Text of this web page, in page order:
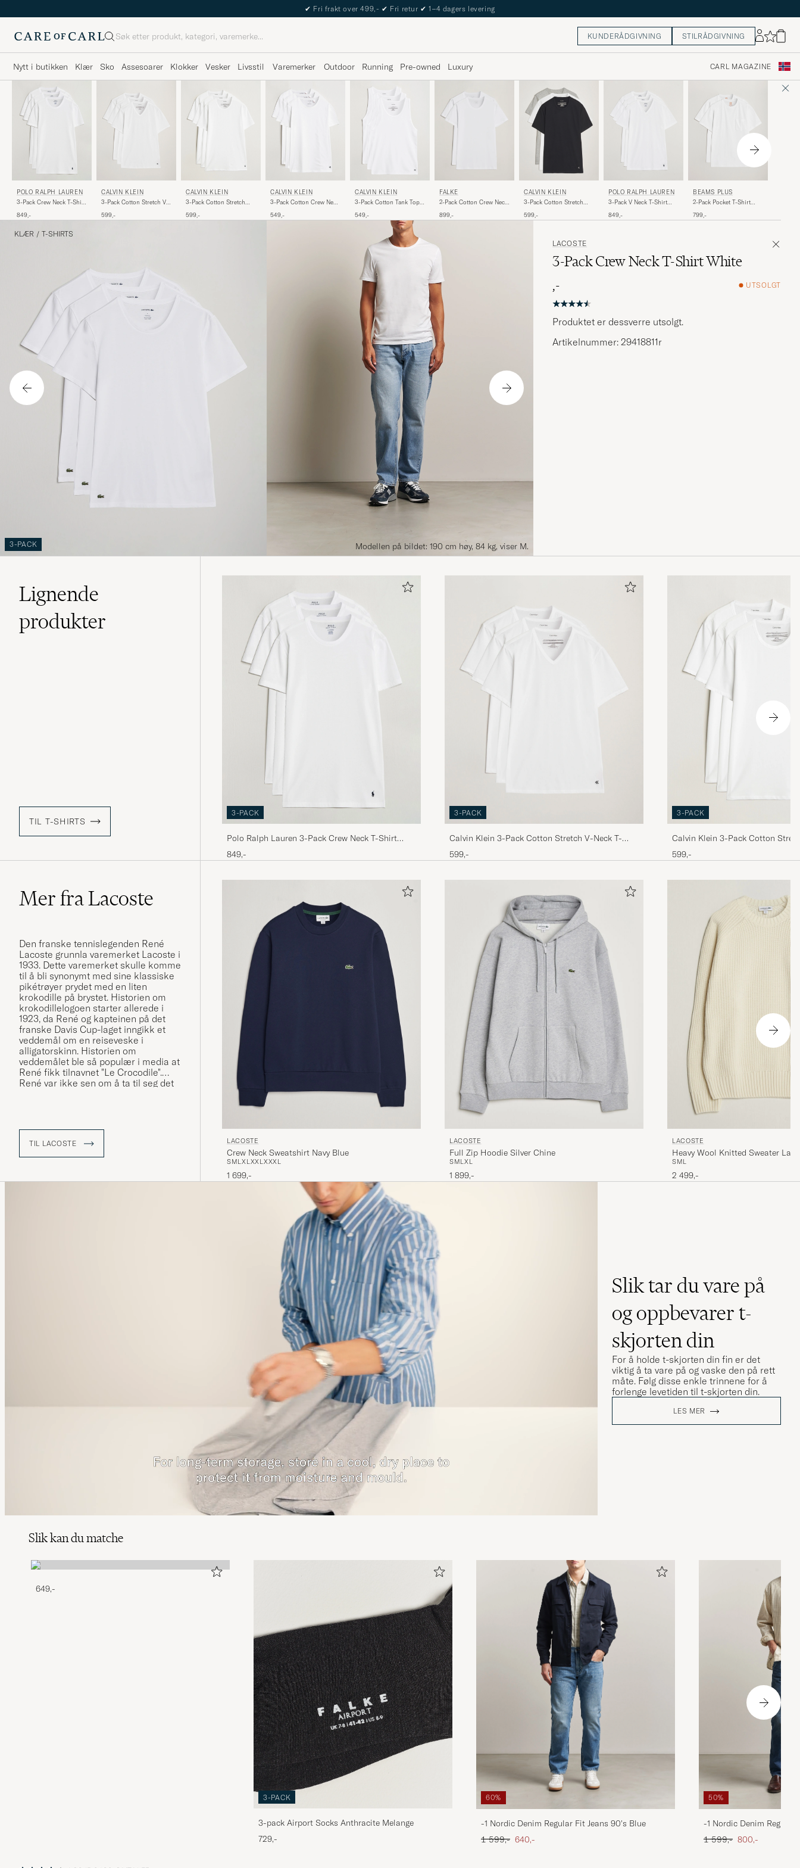
The Care of Carl Passport
Søk KUNDERÅDGIVNING STILRÅDGIVNING
Nytt i butikken Klær Sko Assesoarer Klokker Vesker Livsstil Varemerker Outdoor Running Pre-owned Luxury CARL MAGAZINE
POLO RALPH LAUREN
3-Pack Crew Neck T-Shirt
849,-
CALVIN KLEIN
3-Pack Cotton Stretch V-
599,-
CALVIN KLEIN
3-Pack Cotton Stretch
599,-
CALVIN KLEIN
3-Pack Cotton Crew Neck
549,-
CALVIN KLEIN
3-Pack Cotton Tank Top
549,-
FALKE
2-Pack Cotton Crew Neck
899,-
CALVIN KLEIN
3-Pack Cotton Stretch
White/Black/Grey
599,-
POLO RALPH LAUREN
3-Pack V Neck T-Shirt
849,-
BEAMS PLUS
2-Pack Pocket T-Shirt
799,-
KLÆR / T-SHIRTS
3-PACK Modellen på bildet: 190 cm høy, 84 kg, viser M.
LACOSTE
3-Pack Crew Neck T-Shirt White
,-
UTSOLGT
Produktet er dessverre utsolgt.
Artikelnummer: 29418811r
Lignende
produkter
TIL T-SHIRTS
3-PACK
Polo Ralph Lauren 3-Pack Crew Neck T-Shirt
White
849,-
3-PACK
Calvin Klein 3-Pack Cotton Stretch V-Neck T-
Shirt White
599,-
3-PACK
Calvin Klein 3-Pack Cotton
Shirt White
599,-
Mer fra Lacoste
Den franske tennislegenden René
Lacoste grunnla varemerket Lacoste i
1933. Dette varemerket skulle komme
til å bli synonymt med sine klassiske
pikétrøyer prydet med en liten
krokodille på brystet. Historien om
krokodillelogoen starter allerede i
1923, da René og kapteinen på det
franske Davis Cup-laget inngikk et
veddemål om en reiseveske i
alligatorskinn. Historien om
veddemålet ble så populær i media at
René fikk tilnavnet "Le Crocodile".
René var ikke sen om å ta til seg det
TIL LACOSTE LACOSTE
Crew Neck Sweatshirt Navy Blue
SMLXL XXL XXXL
1 699,-
LACOSTE
Full Zip Hoodie Silver Chine
SMLXL
1 899,-
LACOSTE
Heavy Wool Knitted Sweater
SML
2 499,-
Slik tar du vare på
og oppbevarer t-
skjorten din
For å holde t-skjorten din fin er det
viktig å ta vare på og vaske den på rett
måte. Følg disse enkle trinnene for å
forlenge levetiden til t-skjorten din.
LES MER
Slik kan du matche
649,-
3-PACK
3-pack Airport Socks Anthracite Melange
729,-
60%
-1 Nordic Denim Regular Fit Jeans 90's Blue
Ordinær pris
1 599,- Nedsatt pris
640,-
50%
-1 Nordic Denim Regular
Ordinær pris
1 599,- Nedsatt pris
800,-